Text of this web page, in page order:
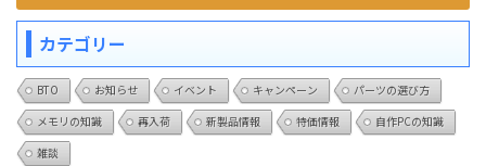
カテゴリー
BTO お知らせ イベント キャンペーン
パーツの選び方
メモリの知識
再入荷 新製品情報 特価情報
自作PCの知識
雑談